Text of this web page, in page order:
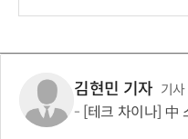
김현민 기자 기사
[테크 차이나] 中 스마트폰 가격